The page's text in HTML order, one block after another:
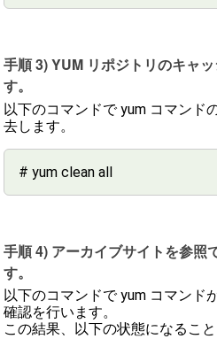
手順 3) YUM リポジトリのキャ
す。
以下のコマンドで yum コマンド
去します。
# yum clean all
手順 4) アーカイブサイトを参照
す。
以下のコマンドで yum コマンド
確認を行います。
この結果、以下の状態になるこ